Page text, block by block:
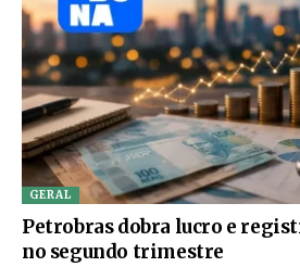
GERAL
Petrobras dobra lucro e
no segundo trimestre